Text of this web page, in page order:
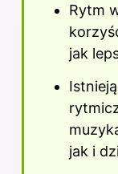
Rytm
jak
jak i